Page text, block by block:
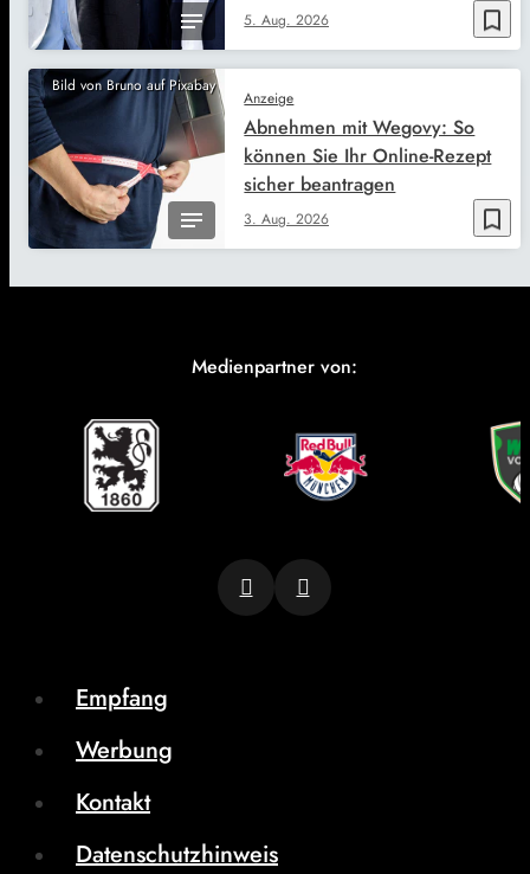
bookmark_border
5. Aug. 2026
Bild von Bruno auf Pixabay
bookmark_border
Anzeige
3. Aug. 2026
Abnehmen mit Wegovy: So
können Sie Ihr Online-Rezept
sicher beantragen
Medienpartner von:
Empfang
Werbung
Kontakt
Datenschutzhinweis